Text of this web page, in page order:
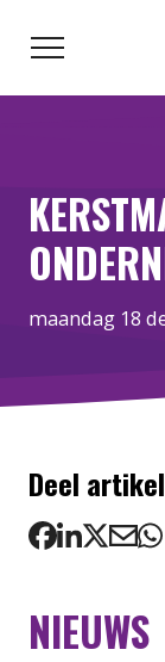
maandag 18
Deel artikel
NIEUWS